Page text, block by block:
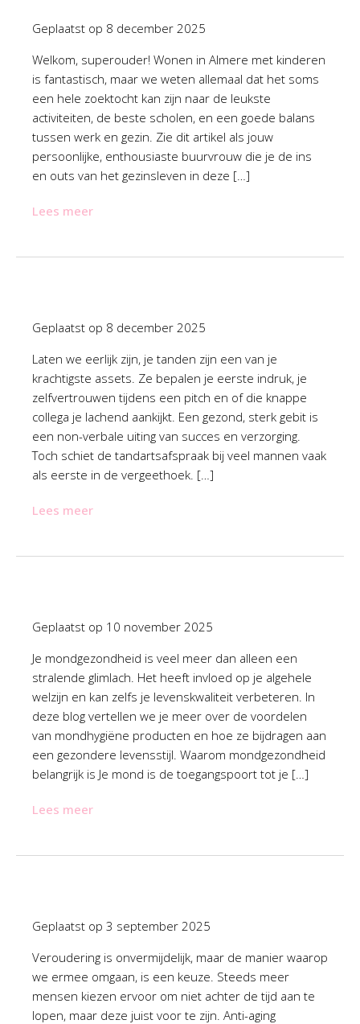
Geplaatst op 8 december 2025
Welkom, superouder! Wonen in Almere met kinderen
is fantastisch, maar we weten allemaal dat het soms
een hele zoektocht kan zijn naar de leukste
activiteiten, de beste scholen, en een goede balans
tussen werk en gezin. Zie dit artikel als jouw
persoonlijke, enthousiaste buurvrouw die je de ins
en outs van het gezinsleven in deze […]
Lees meer
Geplaatst op 8 december 2025
Laten we eerlijk zijn, je tanden zijn een van je
krachtigste assets. Ze bepalen je eerste indruk, je
zelfvertrouwen tijdens een pitch en of die knappe
collega je lachend aankijkt. Een gezond, sterk gebit is
een non-verbale uiting van succes en verzorging.
Toch schiet de tandartsafspraak bij veel mannen vaak
als eerste in de vergeethoek. […]
Lees meer
Geplaatst op 10 november 2025
Je mondgezondheid is veel meer dan alleen een
stralende glimlach. Het heeft invloed op je algehele
welzijn en kan zelfs je levenskwaliteit verbeteren. In
deze blog vertellen we je meer over de voordelen
van mondhygiëne producten en hoe ze bijdragen aan
een gezondere levensstijl. Waarom mondgezondheid
belangrijk is Je mond is de toegangspoort tot je […]
Lees meer
Geplaatst op 3 september 2025
Veroudering is onvermijdelijk, maar de manier waarop
we ermee omgaan, is een keuze. Steeds meer
mensen kiezen ervoor om niet achter de tijd aan te
lopen, maar deze juist voor te zijn. Anti-aging